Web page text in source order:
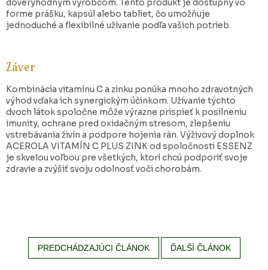
dôveryhodným výrobcom. Tento produkt je dostupný vo
forme prášku, kapsúl alebo tabliet, čo umožňuje
jednoduché a flexibilné užívanie podľa vašich potrieb.
Záver
Kombinácia vitamínu C a zinku ponúka mnoho zdravotných
výhod vďaka ich synergickým účinkom. Užívanie týchto
dvoch látok spoločne môže výrazne prispieť k posilneniu
imunity, ochrane pred oxidačným stresom, zlepšeniu
vstrebávania živín a podpore hojenia rán. Výživový doplnok
ACEROLA VITAMÍN C PLUS ZINK od spoločnosti ESSENZ
je skvelou voľbou pre všetkých, ktorí chcú podporiť svoje
zdravie a zvýšiť svoju odolnosť voči chorobám.
PREDCHÁDZAJÚCI ČLÁNOK ĎALŠÍ ČLÁNOK